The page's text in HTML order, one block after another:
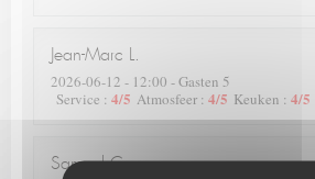
Jean-Marc L
2026-06-12 - 12:00 - Gasten 5
Service : 4/5 Atmosfeer : 4/5 Keuken : 4/5
Samuel C